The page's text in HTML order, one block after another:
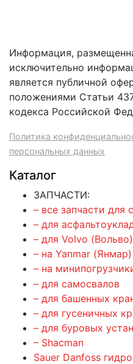
Информация,
исключительно
является публичной
положениями Статьи
кодекса Российской
Политика
персональных данных
Каталог
ЗАПЧАСТИ:
– все запчасти для
– для
– для Volvo (Вольво)
– на Yanmar (Янмар)
– на
– для самосвалов
– для башенных
– для гусеничных
– для буровых
– Shacman
Sauer Danfoss